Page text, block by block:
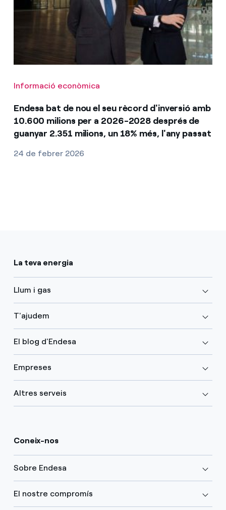
Informació econòmica
Endesa bat de nou el seu rècord d'inversió amb
10.600 milions per a 2026-2028 després de
guanyar 2.351 milions, un 18% més, l'any passat
24 de febrer 2026
La teva energia
Llum i gas
T'ajudem
El blog d'Endesa
Empreses
Altres serveis
Coneix-nos
Sobre Endesa
El nostre compromís